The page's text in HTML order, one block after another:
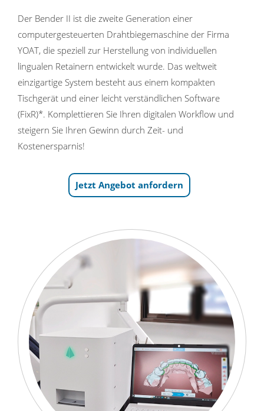
Der Bender II ist die zweite Generation einer
computergesteuerten Drahtbiegemaschine der Firma
YOAT, die speziell zur Herstellung von individuellen
lingualen Retainern entwickelt wurde. Das weltweit
einzigartige System besteht aus einem kompakten
Tischgerät und einer leicht verständlichen Software
(FixR)*. Komplettieren Sie Ihren digitalen Workflow und
steigern Sie Ihren Gewinn durch Zeit- und
Kostenersparnis!
Jetzt Angebot anfordern